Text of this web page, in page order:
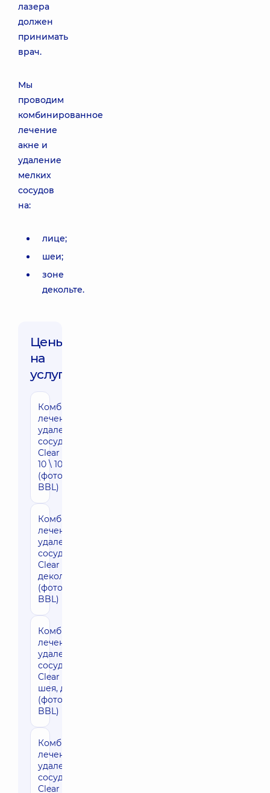
лазера
должен
принимать
врач.
Мы
проводим
комбинированное
лечение
акне и
удаление
мелких
сосудов
на:
лице;
шеи;
зоне
декольте.
Цены
на
услуги:
Комбинированное
лечение акне и
удаления мелких
сосудов Forever
Clear одной зоны
10 \ 10 см
(фототерапия
BBL)
Комбинированное
лечение акне и
удаления мелких
сосудов Forever
Clear BBL в зоне
декольте
(фототерапия
BBL)
Комбинированное
лечение акне и
удаления мелких
сосудов Forever
Clear BBL лицо,
шея, декольте
(фототерапия
BBL)
Комбинированное
лечение акне и
удаления мелких
сосудов Forever
Clear лица